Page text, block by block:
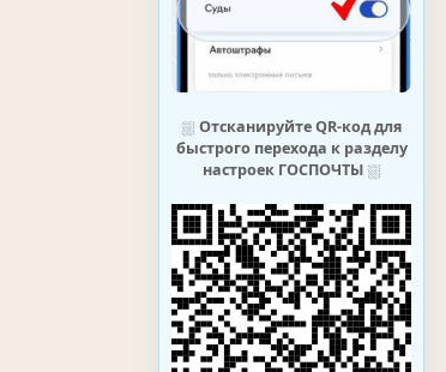
⛆ Отсканируйте QR-код для
быстрого перехода к разделу
настроек ГОСПОЧТЫ⛆